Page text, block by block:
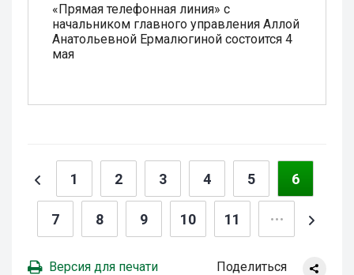
«Прямая телефонная линия» c
начальником главного управления Аллой
Анатольевной Ермалюгиной состоится 4
мая
1 2 3 4 5 6
7 8 9 10 11
Версия для печати Поделиться